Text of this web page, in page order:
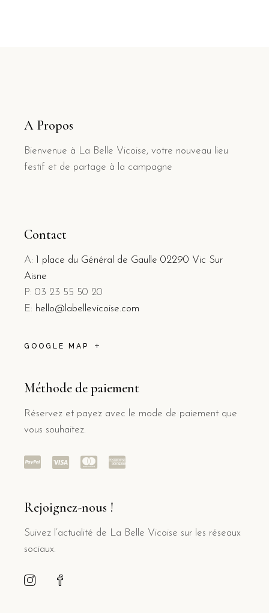
A Propos
Bienvenue à La Belle Vicoise, votre nouveau lieu
festif et de partage à la campagne
Contact
A:
1 place du Général de Gaulle 02290 Vic Sur
Aisne
P: 03 23 55 50 20
E: hello@labellevicoise.com
GOOGLE MAP
Méthode de paiement
Réservez et payez avec le mode de paiement que
vous souhaitez.
Rejoignez-nous !
Suivez l’actualité de La Belle Vicoise sur les réseaux
sociaux.